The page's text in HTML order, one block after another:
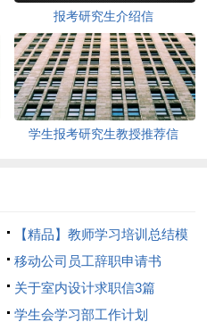
报考研究生介绍信
学生报考研究生教授推荐信
【精品】教师学习培训总结模
板8篇
移动公司员工辞职申请书
关于室内设计求职信3篇
学生会学习部工作计划